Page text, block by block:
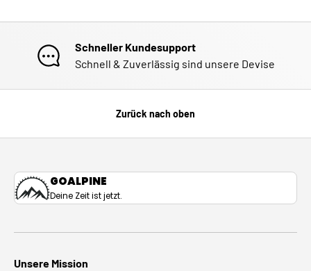
Schneller Kundesupport
Schnell & Zuverlässig sind unsere Devise
Zurück nach oben
GOALPINE
Deine Zeit ist jetzt.
Unsere Mission